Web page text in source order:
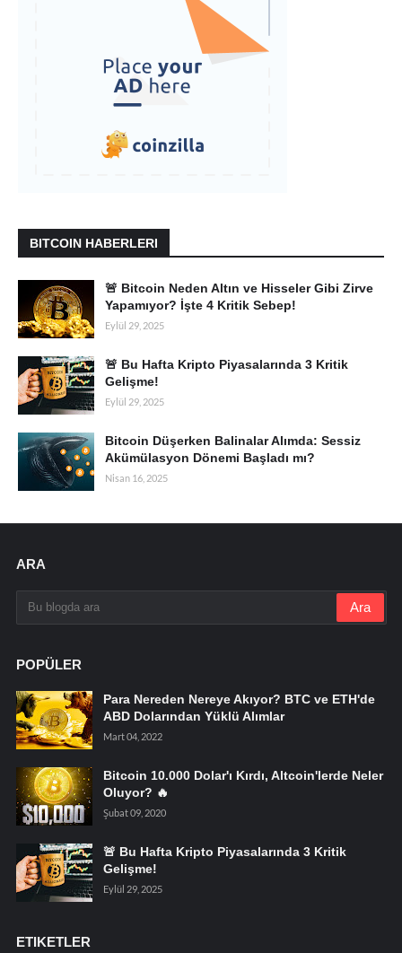
BITCOIN HABERLERI
🚨 Bitcoin Neden Altın ve Hisseler Gibi Zirve
Yapamıyor? İşte 4 Kritik Sebep!
Eylül 29, 2025
🚨 Bu Hafta Kripto Piyasalarında 3 Kritik
Gelişme!
Eylül 29, 2025
Bitcoin Düşerken Balinalar Alımda: Sessiz
Akümülasyon Dönemi Başladı mı?
Nisan 16, 2025
ARA
POPÜLER
Para Nereden Nereye Akıyor? BTC ve ETH'de
ABD Dolarından Yüklü Alımlar
Mart 04, 2022
Bitcoin 10.000 Dolar'ı Kırdı, Altcoin'lerde Neler
Oluyor? 🔥
Şubat 09, 2020
🚨 Bu Hafta Kripto Piyasalarında 3 Kritik
Gelişme!
Eylül 29, 2025
ETIKETLER